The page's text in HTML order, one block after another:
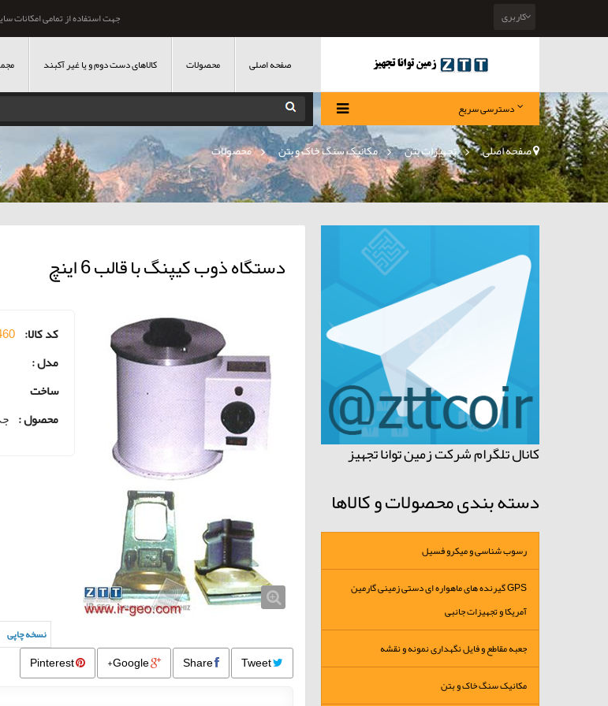
جهت استفاده از تمامی امکانات کاربری
صفحه اصلی محصولات کالاهای دست دوم و یا غیر آکبند
دسترسی سریع
صفحه اصلی > تجهیزات بتن » مکانیک سنگ خاک و بتن » محصولات
کانال تلگرام شرکت زمین توانا تجهیز
دسته بندی محصولات و کالاها
رسوب شناسی و میکرو فسیل
GPS گیرنده های ماهواره ای دستی زمینی گارمین
آمریکا و تجهیزات جانبی
جعبه مقاطع و فایل نگهداری نمونه و نقشه
مکانیک سنگ خاک و بتن
دستگاه ذوب کیپنگ با قالب 6 اینچ
کد کالا:
مدل :
ساخت
محصول :
نسخه چاپی
Tweet
Share
Google+
Pinterest